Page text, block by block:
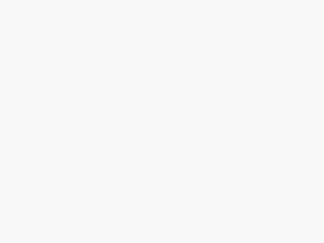
toda a força, estilo
K-Pop.